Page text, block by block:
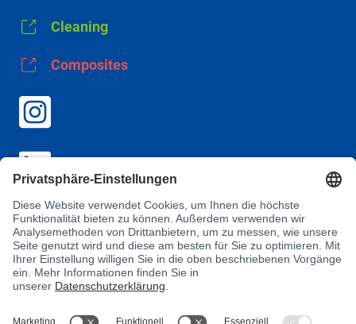
Cleaning
Composites
AGB
Datenschutz